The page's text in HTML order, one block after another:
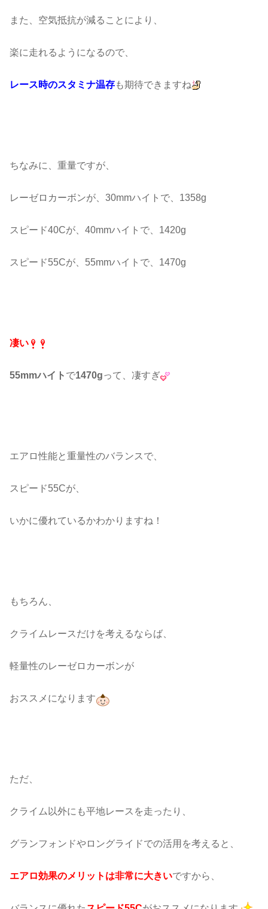
また、空気抵抗が減ることにより、
楽に走れるようになるので、
レース時のスタミナ温存も期待できますね
ちなみに、重量ですが、
レーゼロカーボンが、30mmハイトで、1358g
スピード40Cが、40mmハイトで、1420g
スピード55Cが、55mmハイトで、1470g
凄い
55mmハイト で1470gって、凄すぎ
エアロ性能と重量性のバランスで、
スピード55Cが、
いかに優れているかわかりますね！
もちろん、
クライムレースだけを考えるならば、
軽量性のレーゼロカーボンが
おススメになります
ただ、
クライム以外にも平地レースを走ったり、
グランフォンドやロングライドでの活用を考えると、
エアロ効果のメリットは非常に大きいですから、